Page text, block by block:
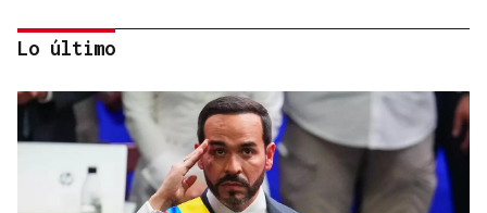
Itxu Díaz
CRÓNICAS DE VERANO
Lo último